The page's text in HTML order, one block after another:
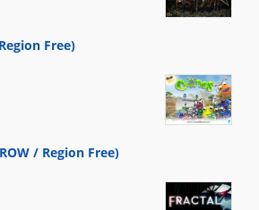
Free)
/ Region Free)